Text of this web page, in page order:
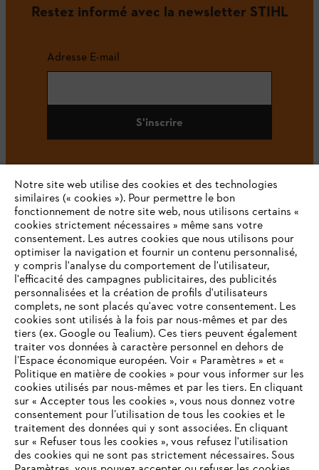
Restez informé avec la newsletter STIHL
Adresse E-mail
S'inscrire
#STIHL
L'Entreprise
STIHL FAQ
Contact
VOTRE NAVIGATEUR INTERNET
N'EST PLUS PRIS EN CHARGE
Notre site web utilise des cookies et des technologies
similaires (« cookies »). Pour permettre le bon
fonctionnement de notre site web, nous utilisons certains «
cookies strictement nécessaires » même sans votre
consentement. Les autres cookies que nous utilisons pour
optimiser la navigation et fournir un contenu personnalisé,
y compris l'analyse du comportement de l'utilisateur,
l'efficacité des campagnes publicitaires, des publicités
personnalisées et la création de profils d'utilisateurs
complets, ne sont placés qu'avec votre consentement. Les
cookies sont utilisés à la fois par nous-mêmes et par des
tiers (ex. Google ou Tealium). Ces tiers peuvent également
traiter vos données à caractère personnel en dehors de
l’Espace économique européen. Voir « Paramètres » et «
Politique en matière de cookies » pour vous informer sur les
cookies utilisés par nous-mêmes et par les tiers. En cliquant
sur « Accepter tous les cookies », vous nous donnez votre
consentement pour l’utilisation de tous les cookies et le
traitement des données qui y sont associées. En cliquant
sur « Refuser tous les cookies », vous refusez l'utilisation
des cookies qui ne sont pas strictement nécessaires. Sous